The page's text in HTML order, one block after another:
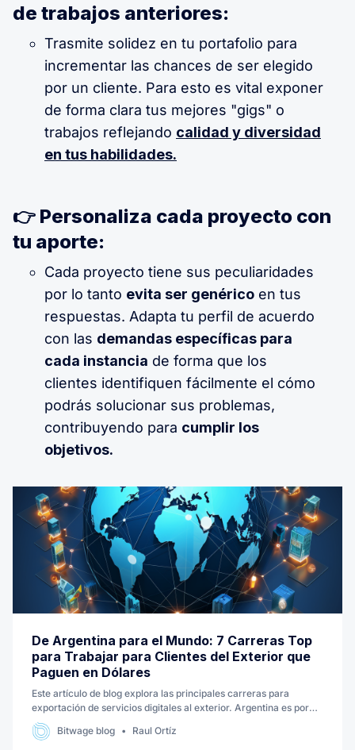
de trabajos anteriores:
Trasmite solidez en tu portafolio para
incrementar las chances de ser elegido
por un cliente. Para esto es vital exponer
de forma clara tus mejores "gigs" o
trabajos reflejando calidad y diversidad
en tus habilidades.
👉 Personaliza cada proyecto con
tu aporte:
Cada proyecto tiene sus peculiaridades
por lo tanto evita ser genérico en tus
respuestas. Adapta tu perfil de acuerdo
con las demandas específicas para
cada instancia de forma que los
clientes identifiquen fácilmente el cómo
podrás solucionar sus problemas,
contribuyendo para cumplir los
objetivos.
De Argentina para el Mundo: 7 Carreras Top
para Trabajar para Clientes del Exterior que
Paguen en Dólares
Este artículo de blog explora las principales carreras para
exportación de servicios digitales al exterior. Argentina es por
excelencia un punto de concentración de la fuerza de trabajo
remoto en LatAM. Aquí te mostramos las carreras mas
Bitwage blog Raul Ortíz